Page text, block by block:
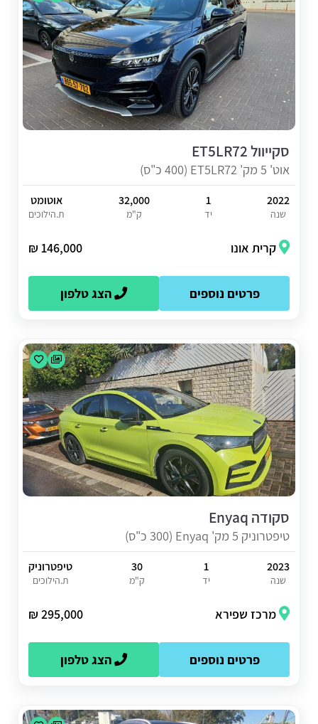
סקייוול ET5LR72
אוט' 5 מק' ET5LR72 (400 כ"ס)
2022
שנה
1
יד
32,000
ק"מ
אוטומט
ת.הילוכים
קרית אונו 146,000 ₪
פרטים נוספים הצג טלפון
סקודה Enyaq
טיפטרוניק 5 מק' Enyaq (300 כ"ס)
2023
שנה
1
יד
30
ק"מ
טיפטרוניק
ת.הילוכים
מרכז שפירא 295,000 ₪
פרטים נוספים הצג טלפון